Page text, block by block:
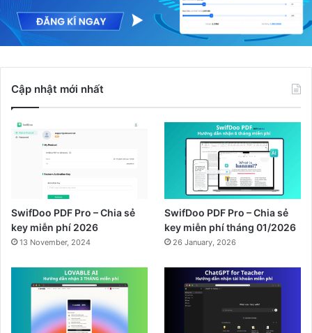
Cập nhật mới nhất
SwifDoo PDF Pro – Chia sẻ
key miễn phí 2026
13 November, 2024
SwifDoo PDF Pro – Chia sẻ
key miễn phí tháng 01/2026
26 January, 2026